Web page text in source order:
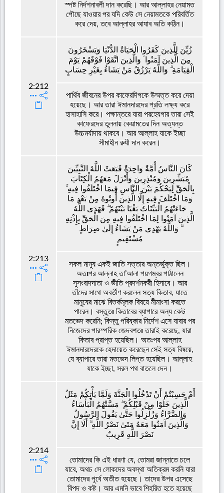
স্পষ্ট নির্দশনাবলী দান করেছি। আর আল্লাহর নেয়ামত
পৌছে যাওয়ার পর যদি কেউ সে নেয়ামতকে পরিবর্তিত
করে দেয়, তবে আল্লাহর আযাব অতি কঠিন।
2:212
زُيِّنَ لِلَّذِينَ كَفَرُوا الْحَيَاةُ الدُّنْيَا وَيَسْخَرُونَ
مِنَ الَّذِينَ آمَنُوا ۘ وَالَّذِينَ اتَّقَوْا فَوْقَهُمْ يَوْمَ
الْقِيَامَةِ ۗ وَاللَّهُ يَرْزُقُ مَنْ يَشَاءُ بِغَيْرِ حِسَابٍ
পার্থিব জীবনের উপর কাফেরদিগকে উম্মত্ত করে দেয়া
হয়েছে। আর তারা ঈমানদারদের প্রতি লক্ষ্য করে
হাসাহাসি করে। পক্ষান্তরে যারা পরহেযগার তারা সেই
কাফেরদের তুলনায় কেয়ামতের দিন অত্যন্ত
উচ্চমর্যাদায় থাকবে। আর আল্লাহ যাকে ইচ্ছা
সীমাহীন রুযী দান করেন।
2:213
كَانَ النَّاسُ أُمَّةً وَاحِدَةً فَبَعَثَ اللَّهُ النَّبِيِّينَ
مُبَشِّرِينَ وَمُنْذِرِينَ وَأَنْزَلَ مَعَهُمُ الْكِتَابَ
بِالْحَقِّ لِيَحْكُمَ بَيْنَ النَّاسِ فِيمَا اخْتَلَفُوا فِيهِ ۚ
وَمَا اخْتَلَفَ فِيهِ إِلَّا الَّذِينَ أُوتُوهُ مِنْ بَعْدِ مَا
جَاءَتْهُمُ الْبَيِّنَاتُ بَغْيًا بَيْنَهُمْ ۖ فَهَدَى اللَّهُ
الَّذِينَ آمَنُوا لِمَا اخْتَلَفُوا فِيهِ مِنَ الْحَقِّ بِإِذْنِهِ
ۗ وَاللَّهُ يَهْدِي مَنْ يَشَاءُ إِلَىٰ صِرَاطٍ
مُسْتَقِيمٍ
সকল মানুষ একই জাতি সত্তার অন্তর্ভুক্ত ছিল।
অতঃপর আল্লাহ তা’আলা পয়গম্বর পাঠালেন
সুসংবাদদাতা ও ভীতি প্রদর্শনকরী হিসাবে। আর
তাঁদের সাথে অবর্তীণ করলেন সত্য কিতাব, যাতে
মানুষের মাঝে বিতর্কমূলক বিষয়ে মীমাংসা করতে
পারেন। বস্তুতঃ কিতাবের ব্যাপারে অন্য কেউ
মতভেদ করেনি; কিন্তু পরিষ্কার নির্দেশ এসে যাবার পর
নিজেদের পারস্পরিক জেদবশতঃ তারাই করেছে, যারা
কিতাব প্রাপ্ত হয়েছিল। অতঃপর আল্লাহ
ঈমানদারদেরকে হেদায়েত করেছেন সেই সত্য বিষয়ে,
যে ব্যাপারে তারা মতভেদ লিপ্ত হয়েছিল। আল্লাহ
যাকে ইচ্ছা, সরল পথ বাতলে দেন।
2:214
أَمْ حَسِبْتُمْ أَنْ تَدْخُلُوا الْجَنَّةَ وَلَمَّا يَأْتِكُمْ مَثَلُ
الَّذِينَ خَلَوْا مِنْ قَبْلِكُمْ ۖ مَسَّتْهُمُ الْبَأْسَاءُ
وَالضَّرَّاءُ وَزُلْزِلُوا حَتَّىٰ يَقُولَ الرَّسُولُ
وَالَّذِينَ آمَنُوا مَعَهُ مَتَىٰ نَصْرُ اللَّهِ ۗ أَلَا إِنَّ
نَصْرَ اللَّهِ قَرِيبٌ
তোমাদের কি এই ধারণা যে, তোমরা জান্নাতে চলে
যাবে, অথচ সে লোকদের অবস্থা অতিক্রম করনি যারা
তোমাদের পূর্বে অতীত হয়েছে। তাদের উপর এসেছে
বিপদ ও কষ্ট। আর এমনি ভাবে শিহরিত হতে হয়েছে